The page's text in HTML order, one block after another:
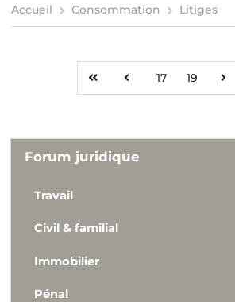
Accueil Consommation Litiges
17 19
Forum juridique
Travail
Civil & familial
Immobilier
Pénal